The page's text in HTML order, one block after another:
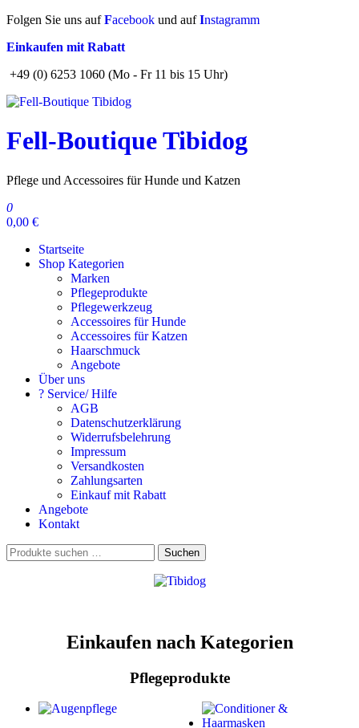
Zum
springen
Folgen Sie uns aufFacebook und aufInstagramm
Einkaufen mit Rabatt
+49 (0) 6253 1060 (Mo - Fr 11 bis 15 Uhr)
Fell-Boutique Tibidog
Pflege und Accessoires für Hunde und Katzen
0
0,00 €
Startseite
Shop Kategorien
Marken
Pflegeprodukte
Pflegewerkzeug
Accessoires für Hunde
Accessoires für Katzen
Haarschmuck
Angebote
Über uns
? Service/ Hilfe
AGB
Datenschutzerklärung
Widerrufsbelehrung
Impressum
Versandkosten
Zahlungsarten
Einkauf mit Rabatt
Angebote
Kontakt
Suchen
nach:
Suchen
Einkaufen nach Kategorien
Pflegeprodukte